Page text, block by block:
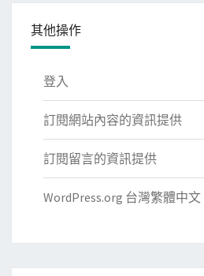
其他操作
登入
訂閱網站內容的資訊提供
訂閱留言的資訊提供
WordPress.org 台灣繁體中文